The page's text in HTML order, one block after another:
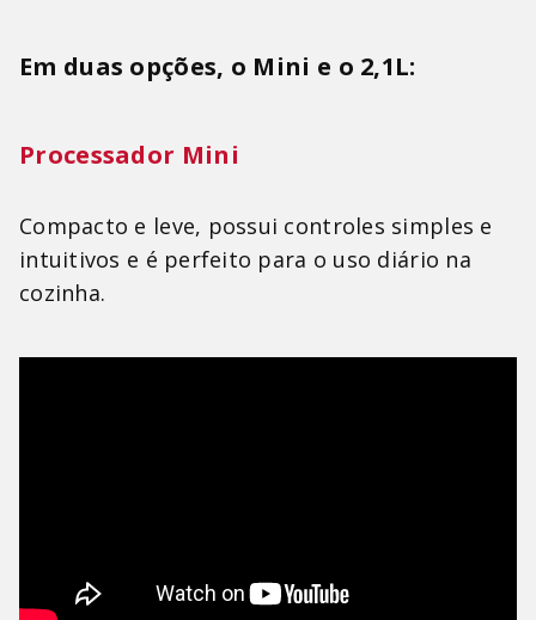
Em duas opções, o Mini e o 2,1L:
Processador Mini
Compacto e leve, possui controles simples e
intuitivos e é perfeito para o uso diário na
cozinha.